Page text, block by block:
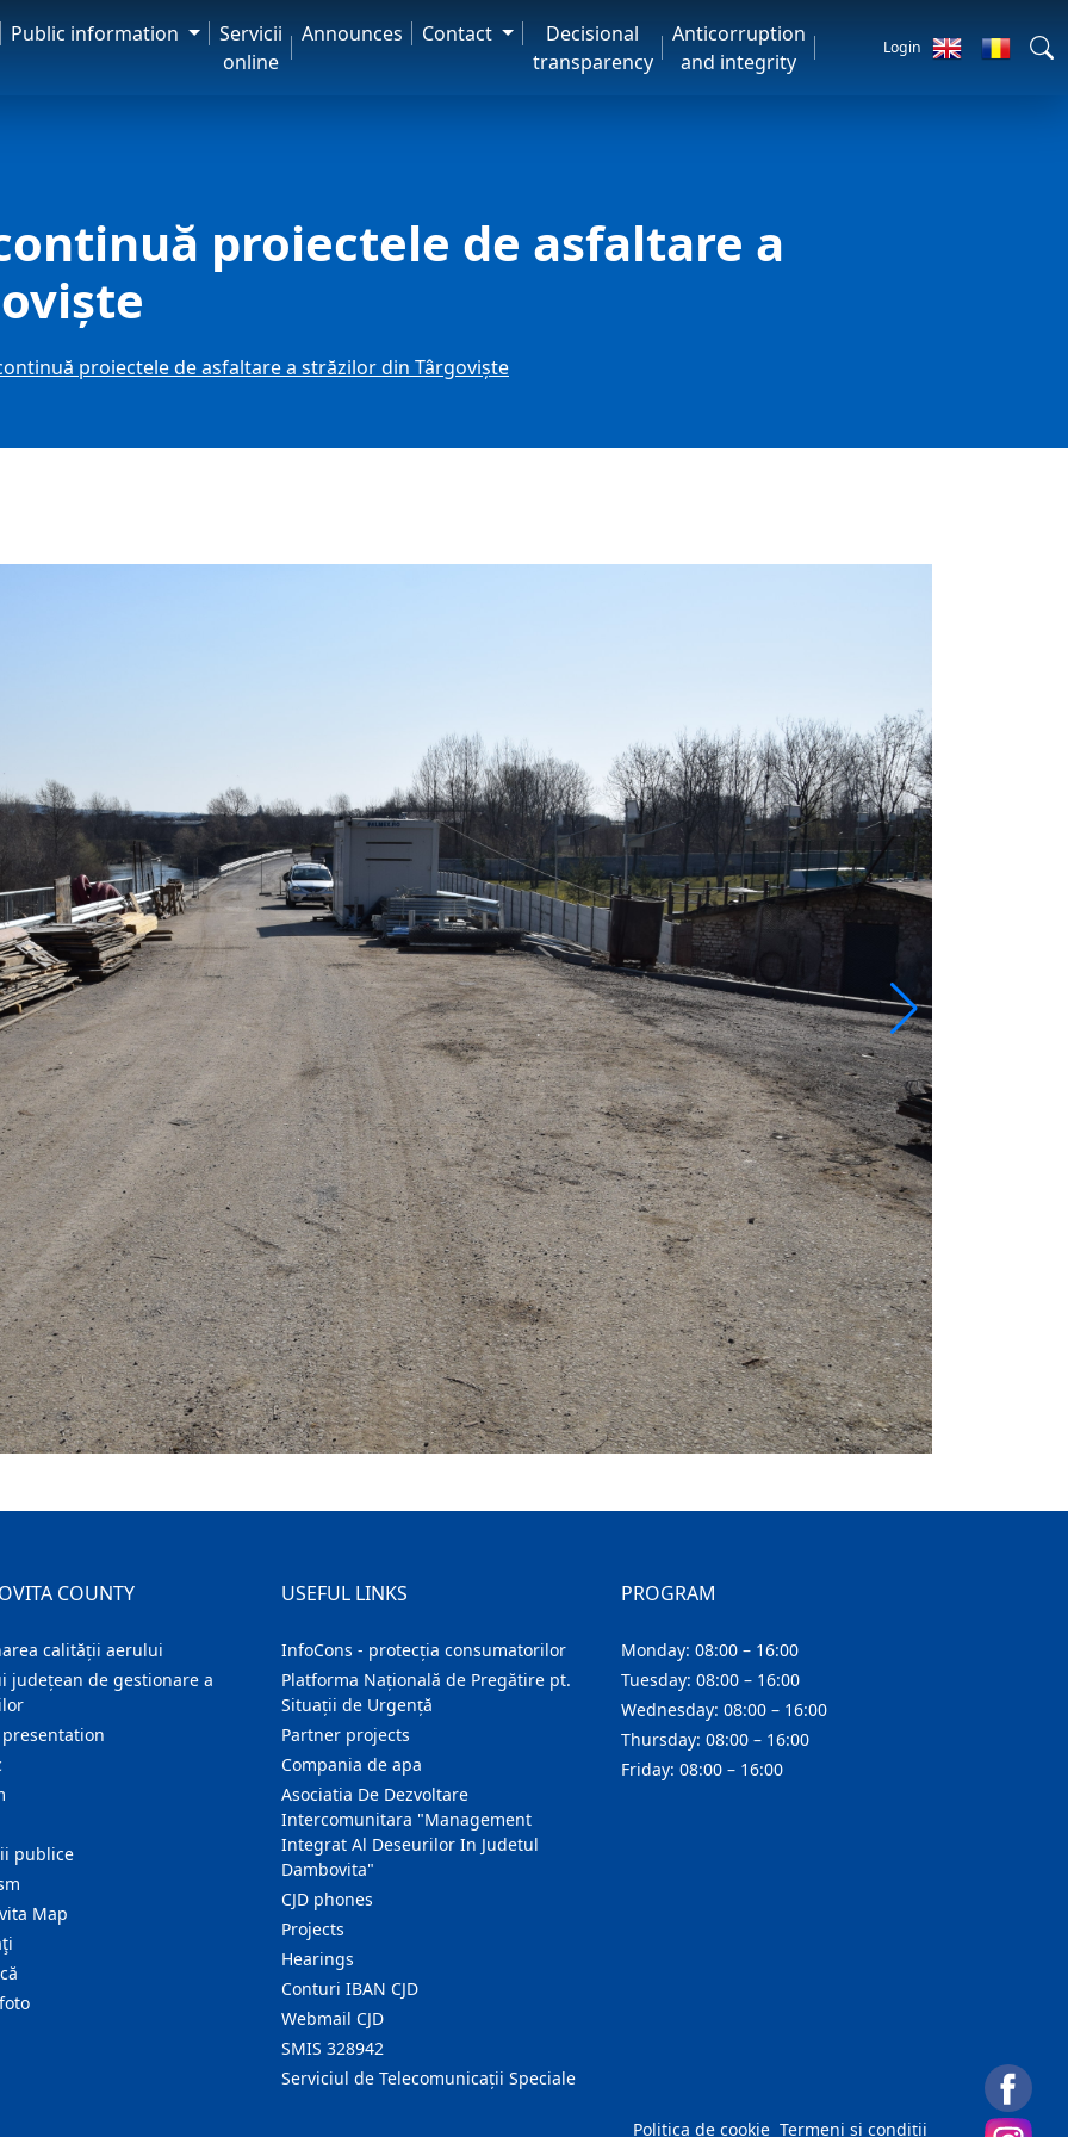
Public information
Servicii
online
Announces Contact
Decisional
transparency
Anticorruption
and integrity
Login
proiectele de asfaltare a
proiectele de asfaltare a străzilor din Târgoviște
COUNTY
calității aerului
județean de gestionare a
publice
Map
USEFUL LINKS
InfoCons - protecția consumatorilor
Platforma Națională de Pregătire pt.
Situații de Urgență
Partner projects
Compania de apa
Asociatia De Dezvoltare
Intercomunitara "Management
Integrat Al Deseurilor In Judetul
Dambovita"
CJD phones
Projects
Hearings
Conturi IBAN CJD
Webmail CJD
SMIS 328942
Serviciul de Telecomunicații Speciale
PROGRAM
Monday: 08:00 – 16:00
Tuesday: 08:00 – 16:00
Wednesday: 08:00 – 16:00
Thursday: 08:00 – 16:00
Friday: 08:00 – 16:00
Politica de cookie Termeni și condiții